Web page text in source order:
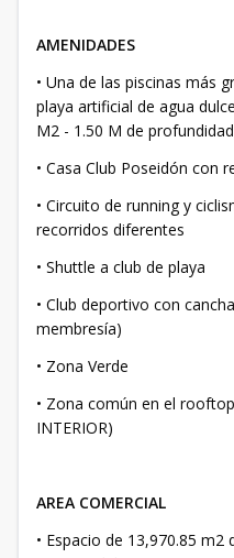
AMENIDADES
• Una de las piscinas más
playa artificial de agua
M2 - 1.50 M de
• Casa Club Poseidón con
• Circuito de running y
recorridos diferentes
• Shuttle a club de playa
• Club deportivo con
membresía)
• Zona Verde
• Zona común en el
INTERIOR)
AREA COMERCIAL
• Espacio de 13,970.85